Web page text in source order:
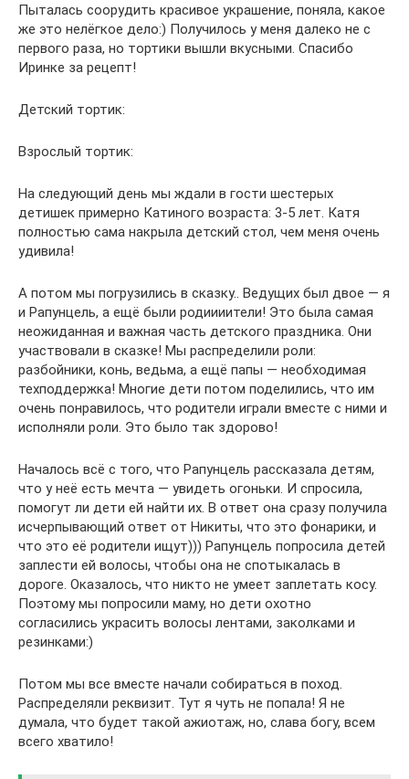
Пыталась соорудить красивое украшение, поняла, какое
же это нелёгкое дело:) Получилось у меня далеко не с
первого раза, но тортики вышли вкусными. Спасибо
Иринке за рецепт!
Детский тортик:
Взрослый тортик:
На следующий день мы ждали в гости шестерых
детишек примерно Катиного возраста: 3-5 лет. Катя
полностью сама накрыла детский стол, чем меня очень
удивила!
А потом мы погрузились в сказку.. Ведущих был двое — я
и Рапунцель, а ещё были родиииители! Это была самая
неожиданная и важная часть детского праздника. Они
участвовали в сказке! Мы распределили роли:
разбойники, конь, ведьма, а ещё папы — необходимая
техподдержка! Многие дети потом поделились, что им
очень понравилось, что родители играли вместе с ними и
исполняли роли. Это было так здорово!
Началось всё с того, что Рапунцель рассказала детям,
что у неё есть мечта — увидеть огоньки. И спросила,
помогут ли дети ей найти их. В ответ она сразу получила
исчерпывающий ответ от Никиты, что это фонарики, и
что это её родители ищут))) Рапунцель попросила детей
заплести ей волосы, чтобы она не спотыкалась в
дороге. Оказалось, что никто не умеет заплетать косу.
Поэтому мы попросили маму, но дети охотно
согласились украсить волосы лентами, заколками и
резинками:)
Потом мы все вместе начали собираться в поход.
Распределяли реквизит. Тут я чуть не попала! Я не
думала, что будет такой ажиотаж, но, слава богу, всем
всего хватило!